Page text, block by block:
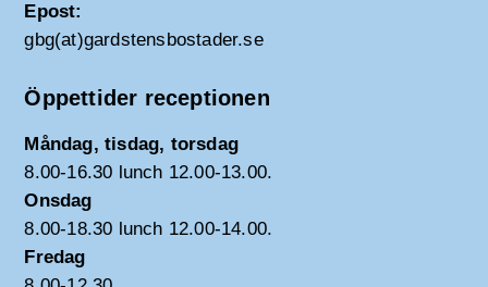
Epost:
gbg(at)gardstensbostader.se
Öppettider receptionen
Måndag, tisdag, torsdag
8.00-16.30 lunch 12.00-13.00.
Onsdag
8.00-18.30 lunch 12.00-14.00.
Fredag